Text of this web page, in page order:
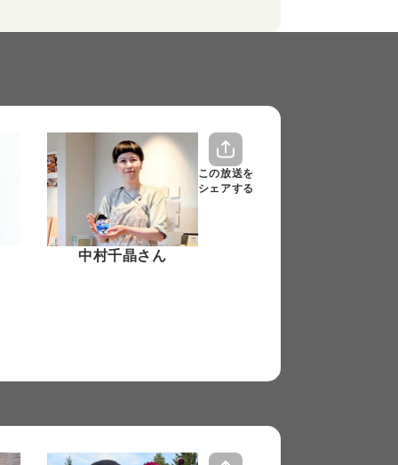
中村千晶さん
この放送を
シェアする